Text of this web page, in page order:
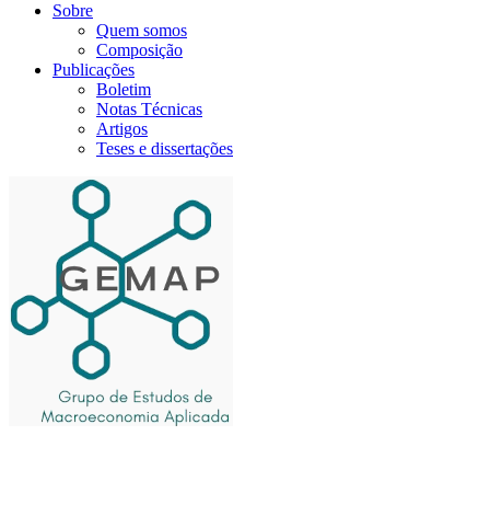
Sobre
Quem somos
Composição
Publicações
Boletim
Notas Técnicas
Artigos
Teses e dissertações